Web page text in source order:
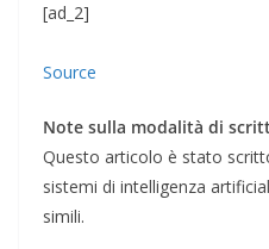
[ad_2]
Source
Note sulla modalità di
Questo articolo è stato
sistemi di intelligenza
simili.